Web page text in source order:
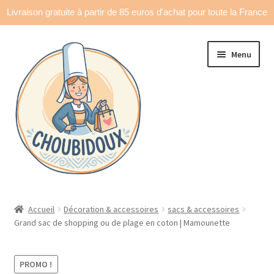
Livraison gratuite à partir de 85 euros d'achat pour toute la France
navigation
contenu
Menu
Made in France
Déco & accessoires
Accueil Décoration & accessoires
sacs & accessoires
Grand sac de shopping ou de plage en coton | Mamounette
PROMO !